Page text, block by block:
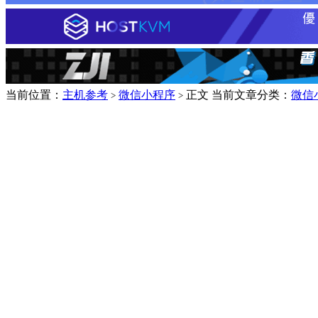
当前位置： 主机参考 > 微信小程序 > 正文 当前文章分类： 微信